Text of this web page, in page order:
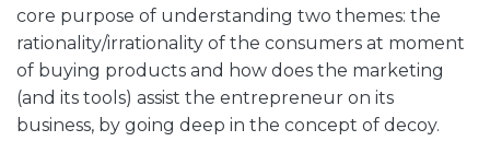
core purpose of understanding two themes: the
rationality/irrationality of the consumers at moment
of buying products and how does the marketing
(and its tools) assist the entrepreneur on its
business, by going deep in the concept of decoy.